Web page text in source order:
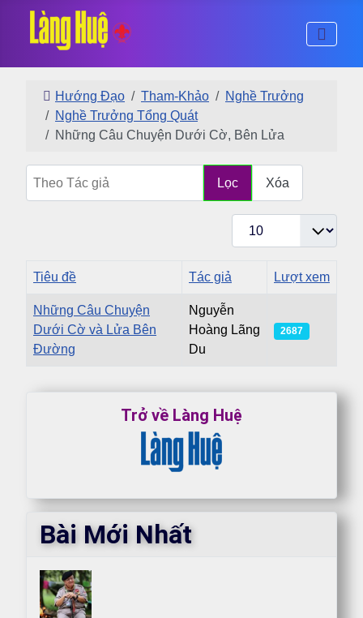
Hướng Đạo Tham-Khảo
Nghề Trưởng
Nghề Trưởng Tổng Quát
Những Câu Chuyện Dưới Cờ, Bên Lửa
Lọc Xóa
Hiển thị #
Tiêu đề Tác giả Lượt xem
Những Câu Chuyện
Dưới Cờ và Lửa Bên
Đường
Nguyễn
Hoàng Lãng
Du
2687
Trở về Làng Huệ
Bài Mới Nhất